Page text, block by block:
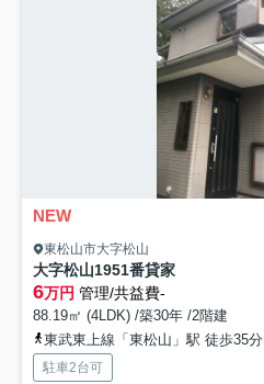
NEW
東松山市大字松山
大字松山1951番貸家
6万円 管理/共益費-
88.19㎡ (4LDK) /築30年 /2階建
東武東上線「東松山」駅 徒歩35分
駐車2台可